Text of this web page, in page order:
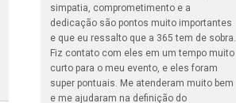
simpatia, comprometimento e a
dedicação são pontos muito importantes
e que eu ressalto que a 365 tem de sobra.
Fiz contato com eles em um tempo muito
curto para o meu evento, e eles foram
super pontuais. Me atenderam muito bem
e me ajudaram na definição do